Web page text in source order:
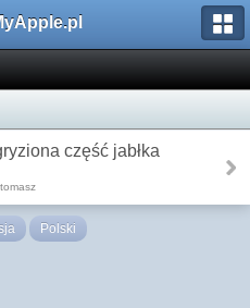
część jabłka
Polski